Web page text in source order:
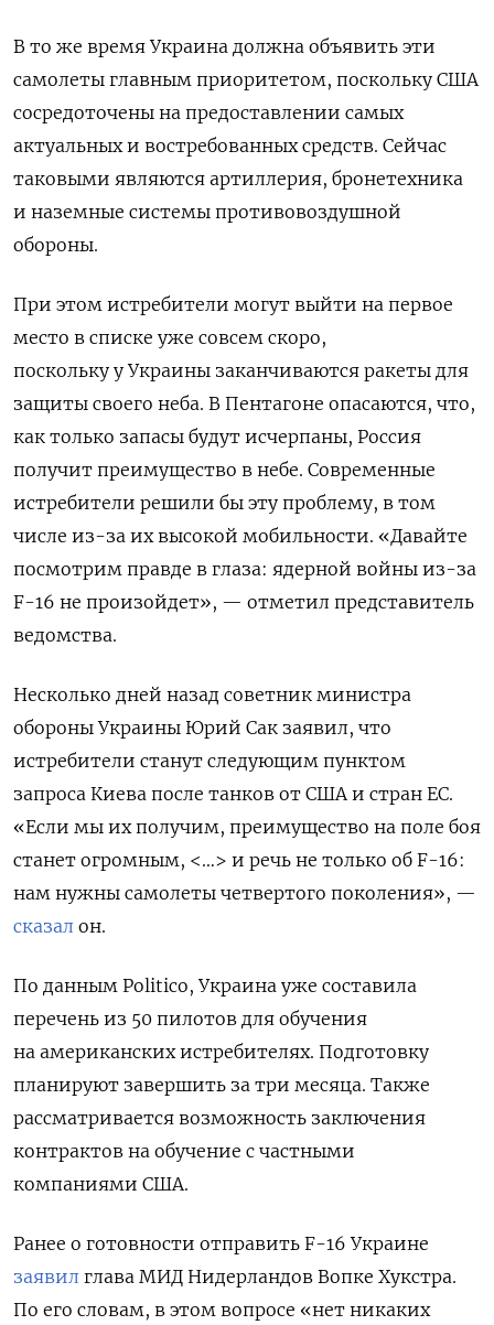
В то же время Украина должна объявить эти
самолеты главным приоритетом, поскольку США
сосредоточены на предоставлении самых
актуальных и востребованных средств. Сейчас
таковыми являются артиллерия, бронетехника
и наземные системы противовоздушной
обороны.
При этом истребители могут выйти на первое
место в списке уже совсем скоро,
поскольку у Украины заканчиваются ракеты для
защиты своего неба. В Пентагоне опасаются, что,
как только запасы будут исчерпаны, Россия
получит преимущество в небе. Современные
истребители решили бы эту проблему, в том
числе из-за их высокой мобильности. «Давайте
посмотрим правде в глаза: ядерной войны из-за
F-16 не произойдет», — отметил представитель
ведомства.
Несколько дней назад советник министра
обороны Украины Юрий Сак заявил, что
истребители станут следующим пунктом
запроса Киева после танков от США и стран ЕС.
«Если мы их получим, преимущество на поле боя
станет огромным, <…> и речь не только об F-16:
нам нужны самолеты четвертого поколения», —
сказал он.
По данным Politico, Украина уже составила
перечень из 50 пилотов для обучения
на американских истребителях. Подготовку
планируют завершить за три месяца. Также
рассматривается возможность заключения
контрактов на обучение с частными
компаниями США.
Ранее о готовности отправить F-16 Украине
заявил глава МИД Нидерландов Вопке Хукстра.
По его словам, в этом вопросе «нет никаких